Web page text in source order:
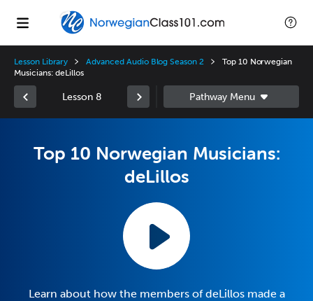
Lesson Library Advanced Audio Blog Season 2
Top 10 Norwegian
Musicians: deLillos
Lesson 8
Top 10 Norwegian Musicians:
deLillos
Learn about how the members of deLillos made a